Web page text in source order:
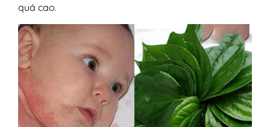
quá cao.